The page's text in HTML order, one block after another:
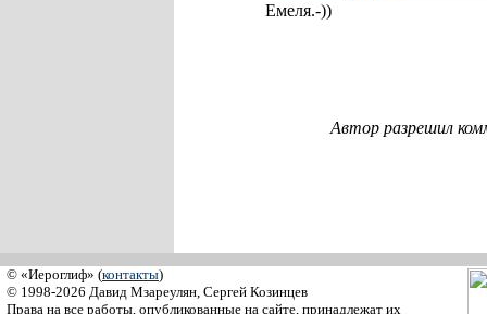
Емеля.-))
Автор разрешил
© «Иероглиф» (контакты)
© 1998-2026 Давид Мзареулян, Сергей Козинцев
Права на все работы, опубликованные на сайте, принадлежат их